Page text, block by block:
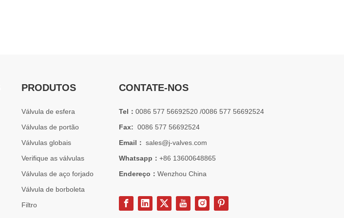
Os sistemas de engenharia naval operam em alguns
2026-07-01
PRODUTOS
Válvula de esfera
Válvulas de portão
Válvulas globais
Verifique as válvulas
Válvulas de aço forjado
Válvula de borboleta
Filtro
CONTATE-NOS
Tel： 0086 577 56692520 /0086 577 56692524
Fax: 0086 577 56692524
Email： sales@j-valves.com
Whatsapp： +86 13600648865
Endereço： Wenzhou China